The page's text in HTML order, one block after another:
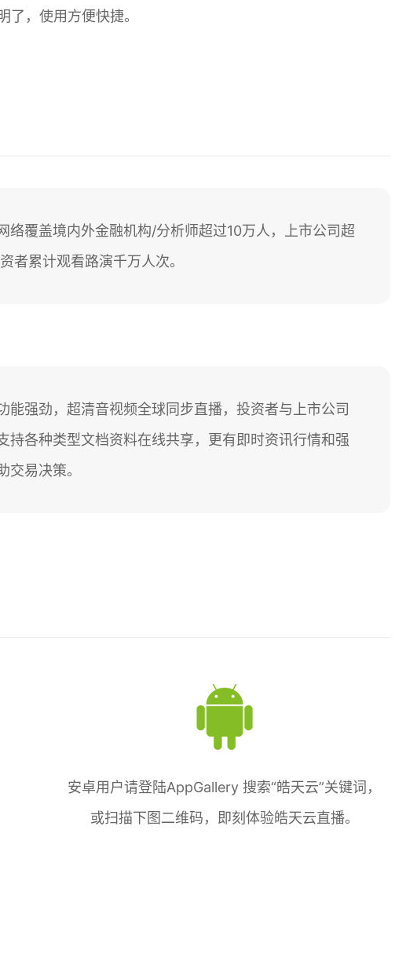
，使用方便快捷。
络覆盖境内外金融机构/分析师超过10万人，上市公司超
者累计观看路演千万人次。
能强劲，超清音视频全球同步直播，投资者与上市公司
持各种类型文档资料在线共享，更有即时资讯行情和强
交易决策。
安卓用户请登陆AppGallery 搜索“皓天云”关键词，
或扫描下图二维码，即刻体验皓天云直播。